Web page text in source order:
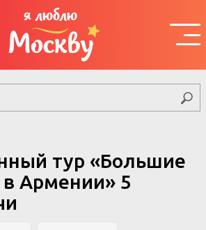
я люблю
Москву
тур «Большие
Армении» 5